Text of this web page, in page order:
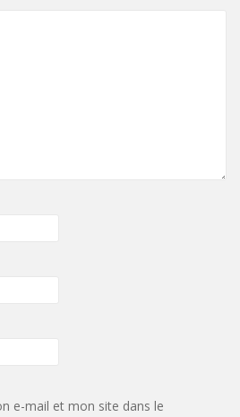
e-mail et mon site dans le